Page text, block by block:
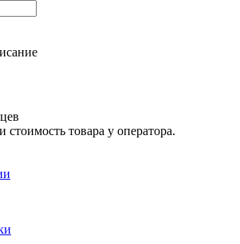
стоимость товара у оператора.